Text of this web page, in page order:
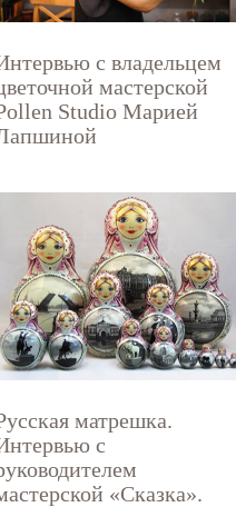
с владельцем
мастерской
Studio Марией
матрешка.
с
«Сказка».